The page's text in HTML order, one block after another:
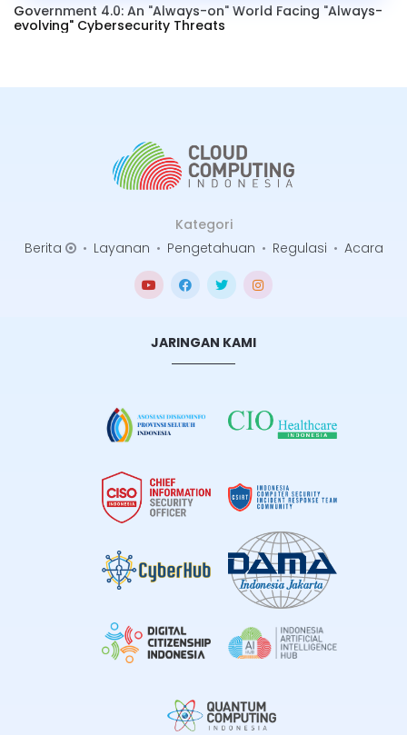
Government 4.0: An "Always-on" World Facing "Always-
evolving" Cybersecurity Threats
Kategori
Berita
• Layanan • Pengetahuan • Regulasi • Acara
JARINGAN KAMI